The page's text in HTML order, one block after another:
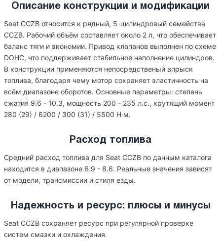
Описание конструкции и модификации
Seat CCZB относится к рядный, 5-цилиндровый семейства
CCZB. Рабочий объём составляет около 2 л, что обеспечивает
баланс тяги и экономии. Привод клапанов выполнен по схеме
DOHC, что поддерживает стабильное наполнение цилиндров.
В конструкции применяются непосредственый впрыск
топлива, благодаря чему мотор сохраняет эластичность на
всём диапазоне оборотов. Основные параметры: степень
сжатия 9.6 - 10.3, мощность 200 - 235 л.с., крутящий момент
280 (29) / 6200 / 300 (31) / 5500 Н·м.
Расход топлива
Средний расход топлива для Seat CCZB по данным каталога
находится в диапазоне 6.9 - 8.6. Реальные значения зависят
от модели, трансмиссии и стиля езды.
Надежность и ресурс: плюсы и минусы
Seat CCZB сохраняет ресурс при регулярной проверке
систем смазки и охлаждения.